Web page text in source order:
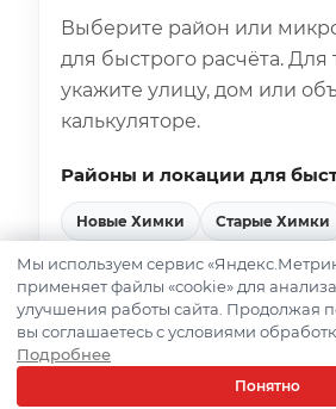
Выберите район или
для быстрого расчёта.
укажите улицу, дом или
калькуляторе.
Районы и локации для
Новые Химки Старые Химки
Левобережный Планерная
Рассчитать доставку в
Мы используем сервис
применяет файлы «cookie» для анализа
улучшения работы сайта. Продолжая
вы соглашаетесь с условиями
Подробнее
Понятно